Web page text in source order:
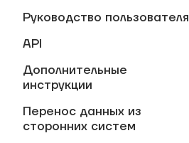
Руководство пользователя
API
Дополнительные
инструкции
Перенос данных из
сторонних систем